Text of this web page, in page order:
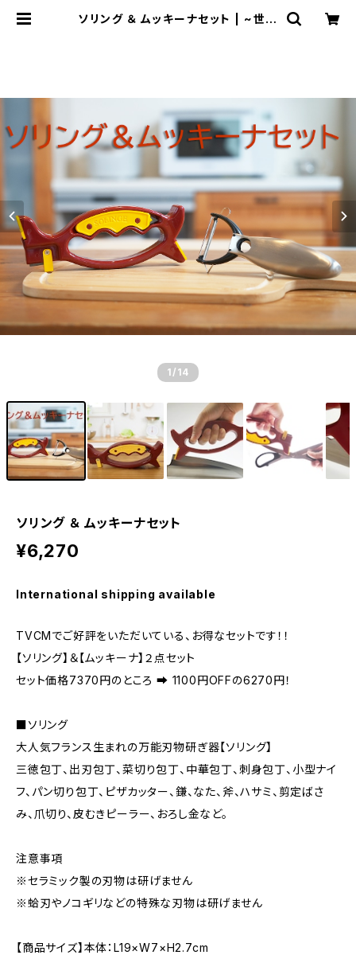
ソリング ＆ ムッキーナセット | ~世界
1 /14
ソリング ＆ ムッキーナセット
¥6,270
International shipping available
TVCMでご好評をいただいている、お得なセットです！！
【ソリング】＆【ムッキーナ】２点セット
セット価格7370円のところ ➡ 1100円OFFの6270円！
■ソリング
大人気フランス生まれの万能刃物研ぎ器【ソリング】
三徳包丁、出刃包丁、菜切り包丁、中華包丁、刺身包丁、小型ナイ
フ、パン切り包丁、ピザカッター、鎌、なた、斧、ハサミ、剪定ばさ
み、爪切り、皮むきピーラー、おろし金など。
注意事項
※セラミック製の刃物は研げません
※蛤刃やノコギリなどの特殊な刃物は研げません
【商品サイズ】本体：L19×W7×H2.7cm